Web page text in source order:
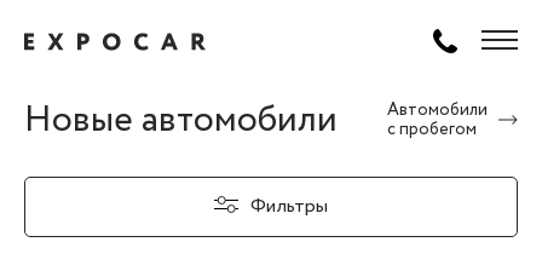
Новые автомобили
Автомобили
с пробегом
Фильтры